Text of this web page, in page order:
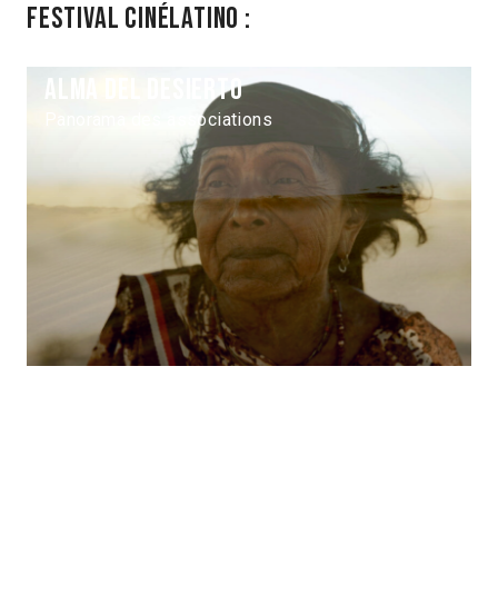
Festival Cinélatino :
Alma del desierto
Panorama des associations